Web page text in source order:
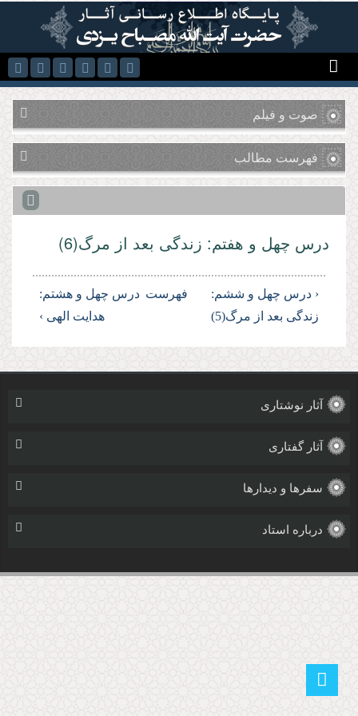
رفتن به محتوای اصلی
صوت و فیلم
فهرست مطالب
درس چهل و هفتم: زندگی بعد از مرگ(6)
‹ درس چهل و ششم:
زندگی بعد از مرگ(5)
فهرست درس چهل و هشتم:
هدایت الهی ›
آثار نوشتاری
آثار گفتاری
سفرها و دیدارها
درباره استاد